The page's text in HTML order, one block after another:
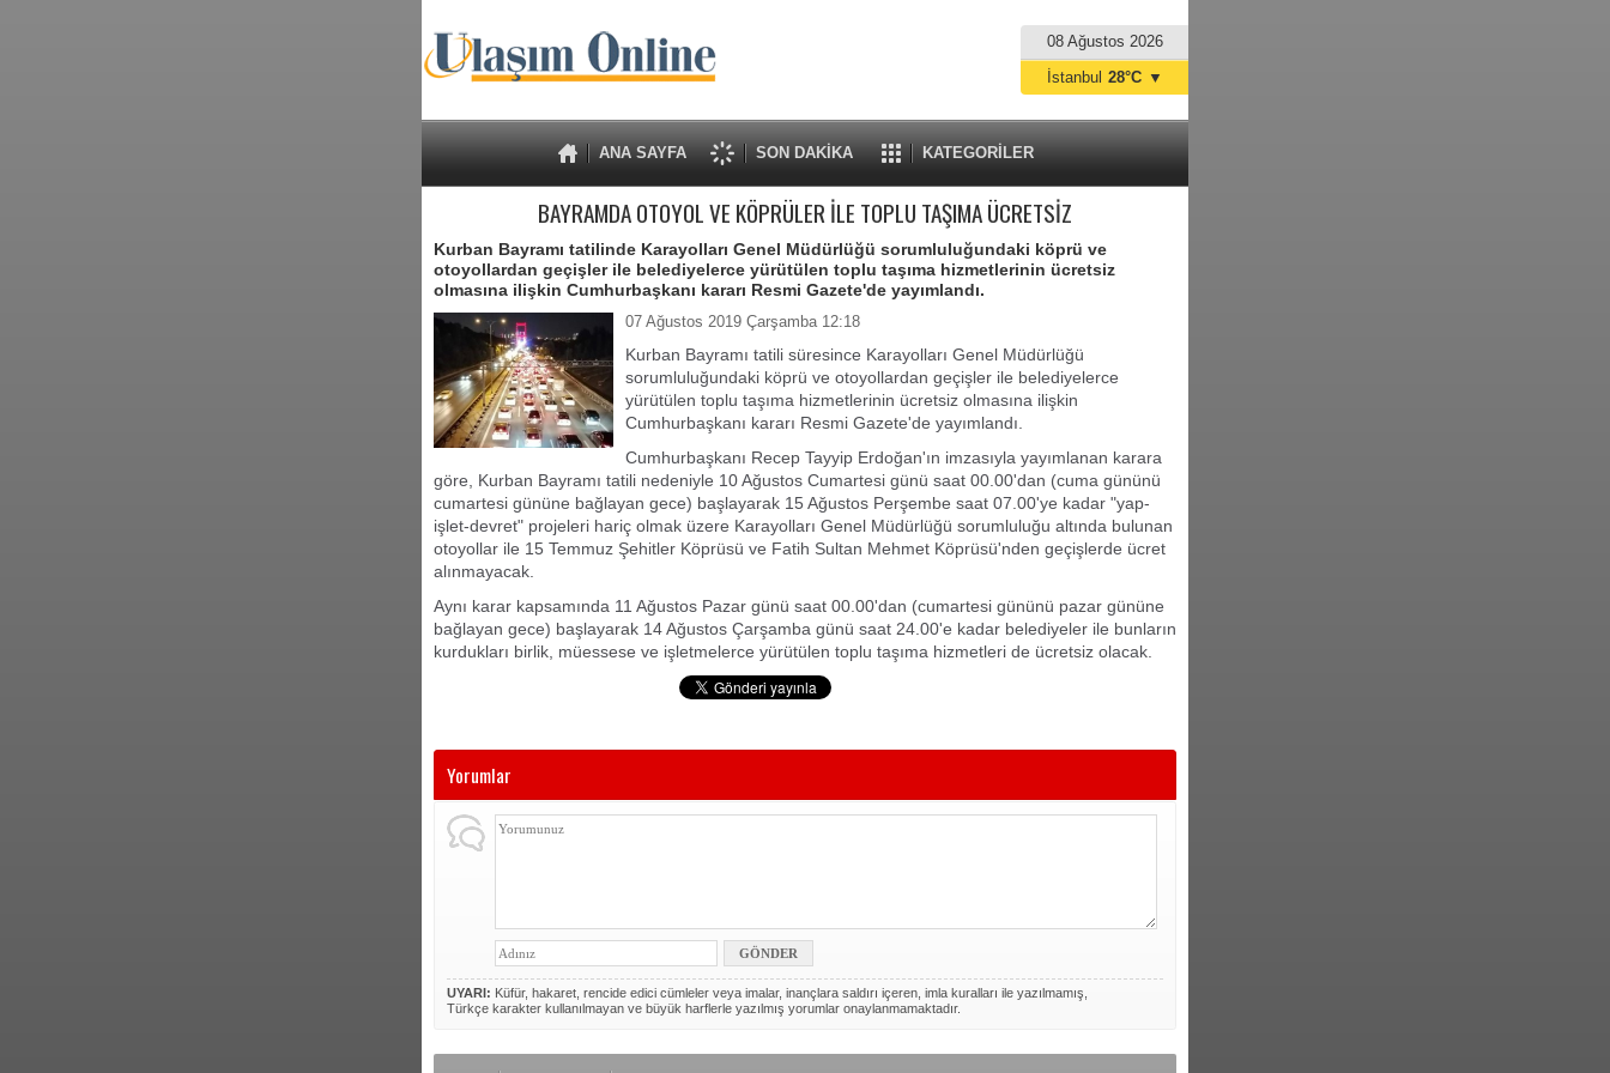
08 Ağustos 2026
ANA SAYFA SON DAKİKA KATEGORİLER
İstanbul 28°C ▼
BAYRAMDA OTOYOL VE KÖPRÜLER İLE TOPLU TAŞIMA ÜCRETSİZ
Kurban Bayramı tatilinde Karayolları Genel Müdürlüğü sorumluluğundaki köprü ve
otoyollardan geçişler ile belediyelerce yürütülen toplu taşıma hizmetlerinin ücretsiz
olmasına ilişkin Cumhurbaşkanı kararı Resmi Gazete'de yayımlandı.
07 Ağustos 2019 Çarşamba 12:18
Kurban Bayramı tatili süresince Karayolları Genel Müdürlüğü
sorumluluğundaki köprü ve otoyollardan geçişler ile belediyelerce
yürütülen toplu taşıma hizmetlerinin ücretsiz olmasına ilişkin
Cumhurbaşkanı kararı Resmi Gazete'de yayımlandı.
Cumhurbaşkanı Recep Tayyip Erdoğan'ın imzasıyla yayımlanan karara
göre, Kurban Bayramı tatili nedeniyle 10 Ağustos Cumartesi günü saat 00.00'dan (cuma gününü
cumartesi gününe bağlayan gece) başlayarak 15 Ağustos Perşembe saat 07.00'ye kadar "yap-
işlet-devret" projeleri hariç olmak üzere Karayolları Genel Müdürlüğü sorumluluğu altında bulunan
otoyollar ile 15 Temmuz Şehitler Köprüsü ve Fatih Sultan Mehmet Köprüsü'nden geçişlerde ücret
alınmayacak.
Aynı karar kapsamında 11 Ağustos Pazar günü saat 00.00'dan (cumartesi gününü pazar gününe
bağlayan gece) başlayarak 14 Ağustos Çarşamba günü saat 24.00'e kadar belediyeler ile bunların
kurdukları birlik, müessese ve işletmelerce yürütülen toplu taşıma hizmetleri de ücretsiz olacak.
Yorumlar
UYARI: Küfür, hakaret, rencide edici cümleler veya imalar, inançlara saldırı içeren, imla kuralları ile yazılmamış,
Türkçe karakter kullanılmayan ve büyük harflerle yazılmış yorumlar onaylanmamaktadır.